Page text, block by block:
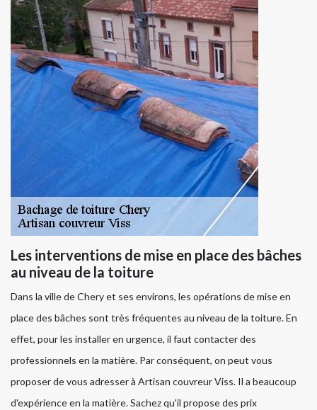
Les interventions de mise en place des bâches
au niveau de la toiture
Dans la ville de Chery et ses environs, les opérations de mise en
place des bâches sont très fréquentes au niveau de la toiture. En
effet, pour les installer en urgence, il faut contacter des
professionnels en la matière. Par conséquent, on peut vous
proposer de vous adresser à Artisan couvreur Viss. Il a beaucoup
d'expérience en la matière. Sachez qu'il propose des prix